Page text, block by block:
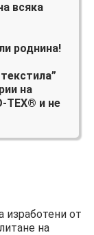
всяка
роднина!
на
TEX® и не
изработени от
на